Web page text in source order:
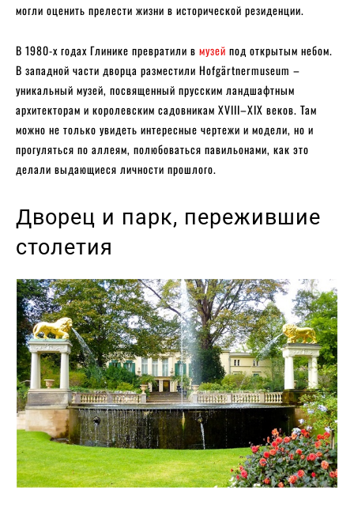
могли оценить прелести жизни в исторической резиденции.
В 1980-х годах Глинике превратили в музей под открытым небом.
В западной части дворца разместили Hofgärtnermuseum –
уникальный музей, посвященный прусским ландшафтным
архитекторам и королевским садовникам XVIII–XIX веков. Там
можно не только увидеть интересные чертежи и модели, но и
прогуляться по аллеям, полюбоваться павильонами, как это
делали выдающиеся личности прошлого.
Дворец и парк, пережившие
столетия